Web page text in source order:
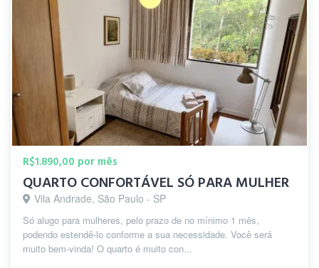
R$1.890,00 por mês
QUARTO CONFORTÁVEL SÓ PARA MULHER
Vila Andrade, São Paulo - SP
Só alugo para mulheres, pelo prazo de no mínimo 1 mês,
podendo estendê-lo conforme a sua necessidade. Você será
muito bem-vinda! O quarto é muito con...